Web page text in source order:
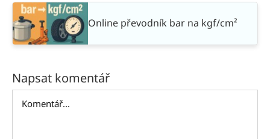
Online převodník bar na kgf/cm²
Napsat komentář